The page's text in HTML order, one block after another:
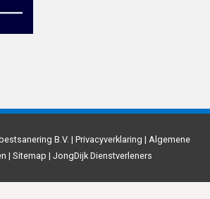
B.V. | Privacyverklaring | Algemene
| Sitemap | JongDijk Dienstverleners